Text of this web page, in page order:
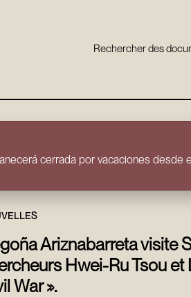
Rechercher des
cerrada por vacaciones
Ariznabarreta visite
Hwei-Ru Tsou et
War ».